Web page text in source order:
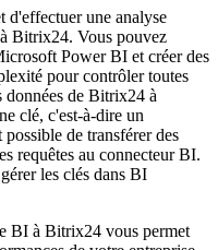
une analyse
Bitrix24. Vous pouvez
Power BI et créer des
pour contrôler toutes
données de Bitrix24 à
clé, c'est-à-dire un
de transférer des
requêtes au connecteur BI.
les clés dans BI
BI à Bitrix24 vous permet